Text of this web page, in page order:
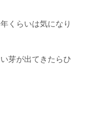
くらいは気になり
芽が出てきたらひ